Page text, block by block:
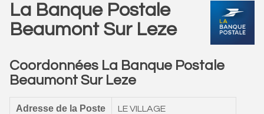
La Banque Postale
Beaumont Sur Leze
Coordonnées La Banque Postale
Beaumont Sur Leze
Adresse de la Poste LE VILLAGE